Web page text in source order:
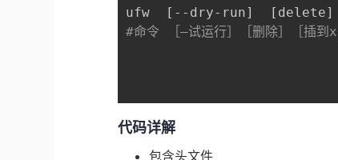
ufw [ --dry-run] [ delete]
#命令 ［–试运行］［删除］［插
代码详解
包含头文件